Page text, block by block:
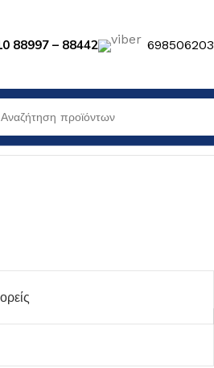
88997 – 88442